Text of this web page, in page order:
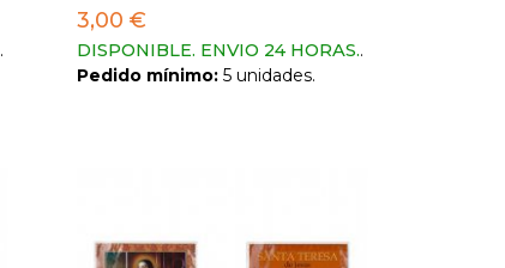
.
3,00 €
DISPONIBLE. ENVIO 24 HORAS..
Pedido mínimo:5 unidades.